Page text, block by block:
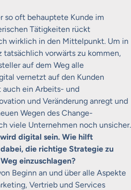
so oft behauptete Kunde im
Tätigkeiten rückt
wirklich in den Mittelpunkt. Um in
tatsächlich vorwärts zu kommen,
auf dem Weg alle
vernetzt auf den Kunden
auch ein Arbeits- und
und Veränderung anregt und
Wegen des Change-
viele Unternehmen noch unsicher.
digital sein. Wie hilft
die richtige Strategie zu
einzuschlagen?
Beginn an und über alle Aspekte
Vertrieb und Services